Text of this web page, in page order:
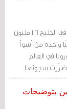
الإشراف على
يبلغ عدد سكان البحرين في الخليج 1.6 مليون
واحدة من أسوأ
في العالم
سجونها
من الأشخاص
حقوق الإنسان
- بشدة جراء
بتوضيحات